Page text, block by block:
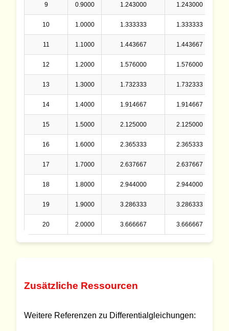
9 0.9000 1.243000 1.243000
10 1.0000 1.333333 1.333333
11 1.1000 1.443667 1.443667
12 1.2000 1.576000 1.576000
13 1.3000 1.732333 1.732333
14 1.4000 1.914667 1.914667
15 1.5000 2.125000 2.125000
16 1.6000 2.365333 2.365333
17 1.7000 2.637667 2.637667
18 1.8000 2.944000 2.944000
19 1.9000 3.286333 3.286333
20 2.0000 3.666667 3.666667
Zusätzliche Ressourcen
Weitere Referenzen zu Differentialgleichungen: